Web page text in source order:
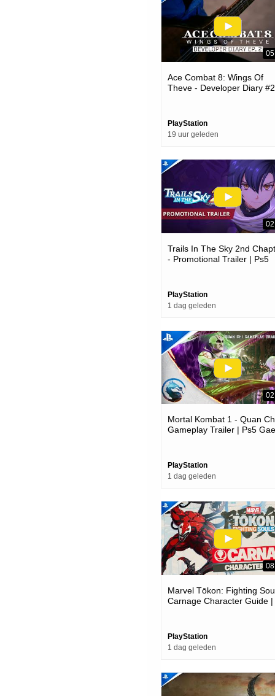
Ace Combat 8: Wings Of
Theve - Developer Diary
PlayStation
19 uur geleden
Trails In The Sky 2nd
- Promotional Trailer | Ps5
PlayStation
1 dag geleden
Mortal Kombat 1 - Quan
Gameplay Trailer | Ps5
PlayStation
1 dag geleden
Marvel Tōkon: Fighting
Carnage Character Guide |
PlayStation
1 dag geleden